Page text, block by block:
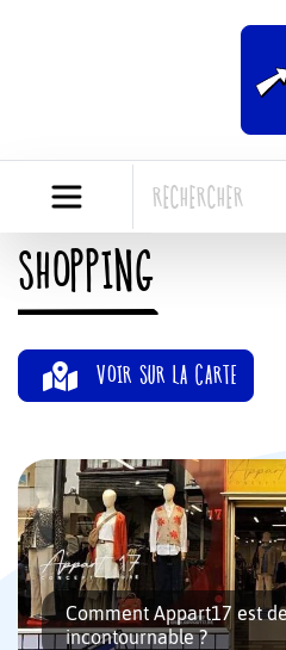
SHOPPING
VOIR SUR LA CARTE
Comment Appart17 est
incontournable ?